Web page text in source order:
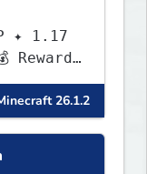
✦ 1.17
26.1.2